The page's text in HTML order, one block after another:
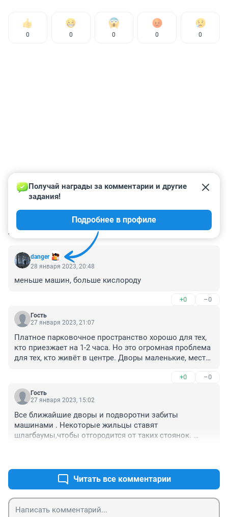
0 0 0 0 0
КОММЕНТАРИИ 54
danger
Получай награды за комментарии и другие
задания!
Подробнее в профиле
28 января 2023, 20:48
меньше машин, больше кислороду
+0 –0
Гость
27 января 2023, 21:07
Платное парковочное пространство хорошо для тех,
кто приезжает на 1-2 часа. Но это огромная проблема
для тех, кто живёт в центре. Дворы маленькие, места
командировку, в отпуск уехал или в больницу
положили. Никто машину не переставит. А
пенсионеры?! 40% пенсии отдавать за парковку
то с тяжёлыми сумками (с урожаем) тащиться до
автобуса, потом стоя ехать, потом опять тащить
сумки от остановки. Вот так заработала мама себе на
Кто виноват, что в центре города по разрешениям
Администрации была застроена вся свободная
земля?! А теперь жители должны платить за то, что
земли мало осталось, что парковаться негде.
+0 –0
Гость
27 января 2023, 15:02
Все ближайшие дворы и подворотни забиты
машинами . Некоторые жильцы ставят
шлагбаумы,чтобы отгородится от таких стоянок.
корпусу больницы 4 , ставьте там платную парковку (
думаю проезд намного облегчить)
Читать все комментарии